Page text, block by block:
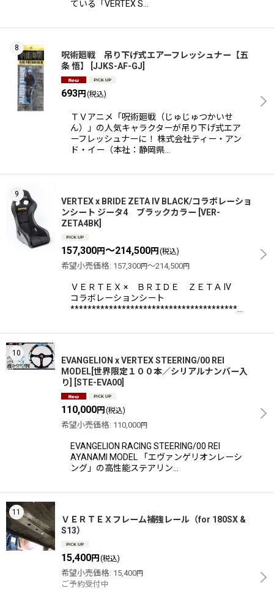
ている「VERTEX S…
8
呪術廻戦 吊り下げ式エアーフレッシュナー【五
条 悟】
JJKS-AF-GJ
693円 (税込)
ＴＶアニメ「呪術廻戦（じゅじゅつかいせ
ん）」の人気キャラクターが吊り下げ式エア
ーフレッシュナーに！ 株式会社ティー・アン
ド・イー（本社：静岡県…
9
VERTEX x BRIDE ZETA IV BLACK/コラボレーショ
ンシート ジータ4 ブラックカラー VER-
ZETA4BK
157,300円～214,500円 (税込)
希望小売価格: 157,300円～214,500円
ＶＥＲＴＥＸ × ＢＲＩＤＥ ＺＥＴＡ IV
コラボレーションシート
***************************************…
10
EVANGELION x VERTEX STEERING/00 REI
MODEL[世界限定１００本／シリアルナンバー入
り]
STE-EVA00
110,000円 (税込)
希望小売価格: 110,000円
EVANGELION RACING STEERING/00 REI
AYANAMI MODEL 「エヴァンゲリオンレーシ
ング」の高性能ステアリン…
11
ＶＥＲＴＥＸフレーム補強レール（for 180SX &
S13）
15,400円 (税込)
希望小売価格: 15,400円
ご予約受付中